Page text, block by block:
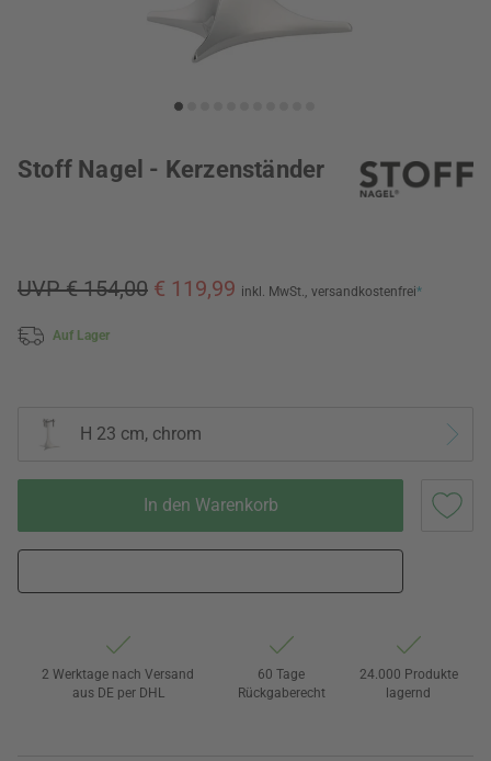
Stoff Nagel - Kerzenständer
UVP € 154,00 € 119,99 inkl. MwSt., versandkostenfrei*
Auf Lager
H 23 cm, chrom
In den Warenkorb
2 Werktage nach Versand
aus DE per DHL
60 Tage
Rückgaberecht
24.000 Produkte
lagernd